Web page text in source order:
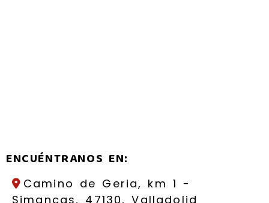
ENCUÉNTRANOS EN:
Camino de Geria, km 1 -
Simancas, 47130,Valladolid